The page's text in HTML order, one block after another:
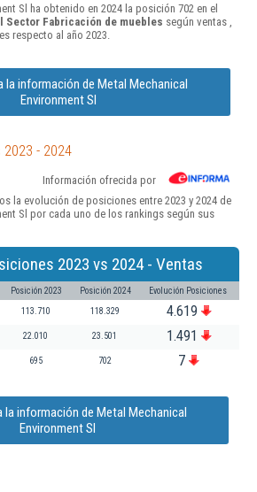
Sl ha obtenido en 2024 la posición 702 en el
Sector Fabricación de muebles según ventas ,
respecto al año 2023.
la información de Metal Mechanical
Environment Sl
- 2024
Información ofrecida por
la evolución de posiciones entre 2023 y 2024 de
Sl por cada uno de los rankings según sus
2023 vs 2024 - Ventas
Posición 2023 Posición 2024 Evolución Posiciones
113.710 118.329 4.619
22.010 23.501 1.491
695 702 7
la información de Metal Mechanical
Environment Sl